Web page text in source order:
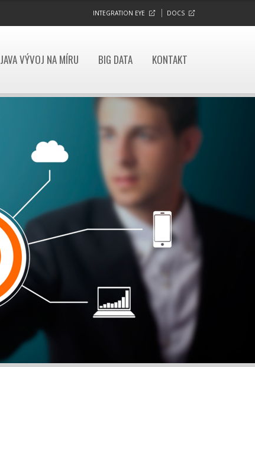
INTEGRATION EYE DOCS
JAVA VÝVOJ NA MÍRU BIG DATA KONTAKT